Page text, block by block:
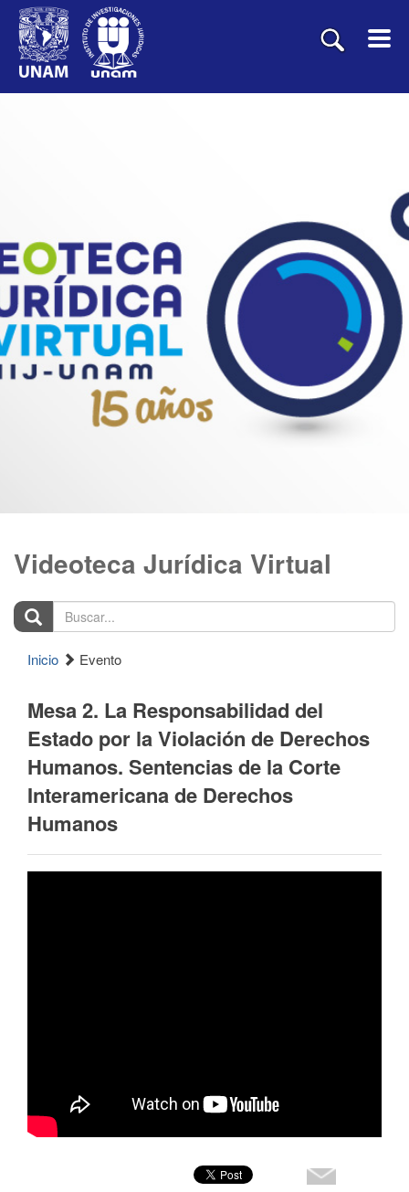
Videoteca Jurídica Virtual
Buscar...
Inicio Evento
Mesa 2. La Responsabilidad del
Estado por la Violación de Derechos
Humanos. Sentencias de la Corte
Interamericana de Derechos
Humanos